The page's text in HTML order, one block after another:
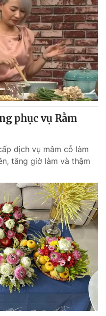
phục vụ Rằm
dịch vụ mâm cỗ làm
tăng giờ làm và thậm